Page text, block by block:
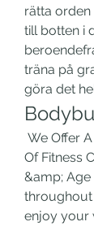
rätta orden
till botten i
träna på
göra det
Of Fitness
&amp;
throughout
enjoy your